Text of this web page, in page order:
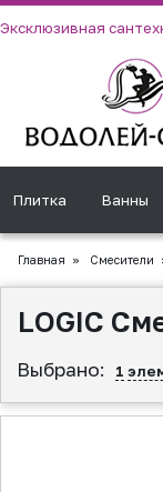
Эксклюзивная
Плитка Ванны
Главная » Смесители
LOGIC
Выбрано: 1